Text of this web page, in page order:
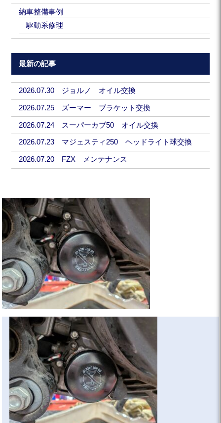
納車整備事例
駆動系修理
最新の記事
2026.07.30 ジョルノ オイル交換
2026.07.25 ズーマー ブラケット交換
2026.07.24 スーパーカブ50 オイル交換
2026.07.23 マジェスティ250 ヘッドライト球交換
2026.07.20 FZX メンテナンス